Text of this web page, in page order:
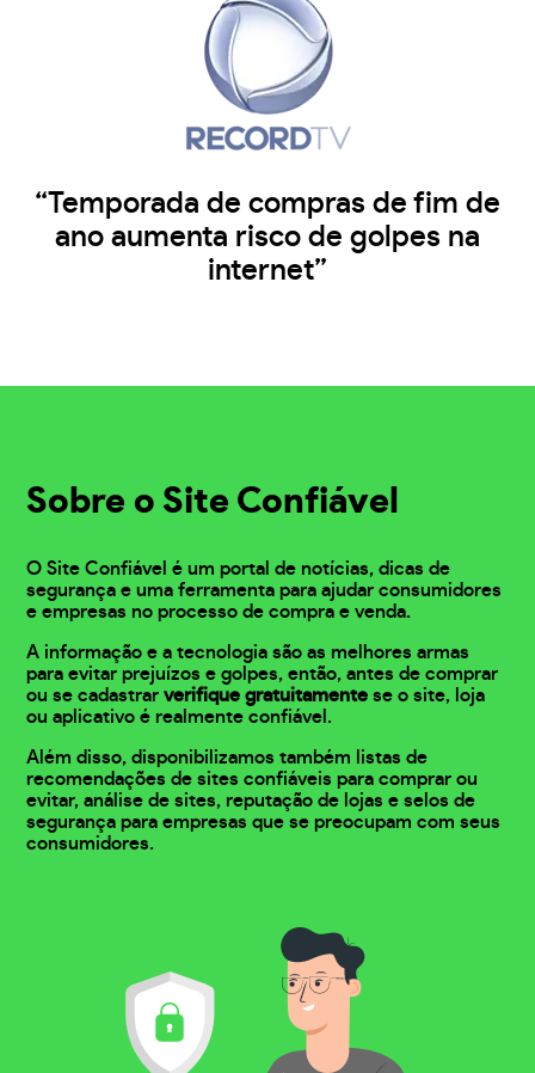
“Temporada de compras de fim de
ano aumenta risco de golpes na
internet”
Sobre o Site Confiável
O Site Confiável é um portal de notícias, dicas de
segurança e uma ferramenta para ajudar consumidores
e empresas no processo de compra e venda.
A informação e a tecnologia são as melhores armas
para evitar prejuízos e golpes, então, antes de comprar
ou se cadastrarverifique gratuitamente se o site, loja
ou aplicativo é realmente confiável.
Além disso, disponibilizamos também listas de
recomendações de sites confiáveis para comprar ou
evitar, análise de sites, reputação de lojas e selos de
segurança para empresas que se preocupam com seus
consumidores.